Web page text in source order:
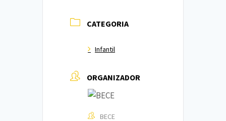
CATEGORIA
Infantil
ORGANIZADOR
BECE